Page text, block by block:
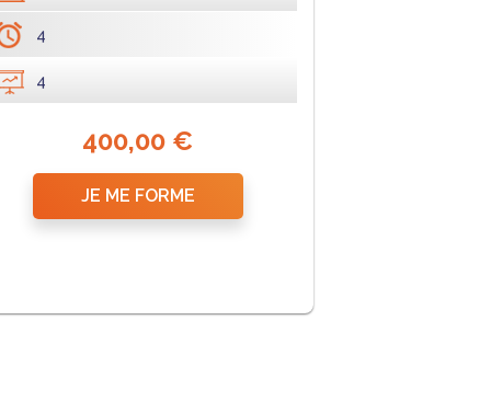
4
4
400,00 €
JE ME FORME